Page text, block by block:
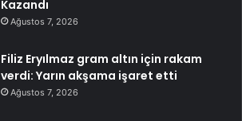
Kazandı
Ağustos 7, 2026
Filiz Eryılmaz gram altın için rakam
verdi: Yarın akşama işaret etti
Ağustos 7, 2026